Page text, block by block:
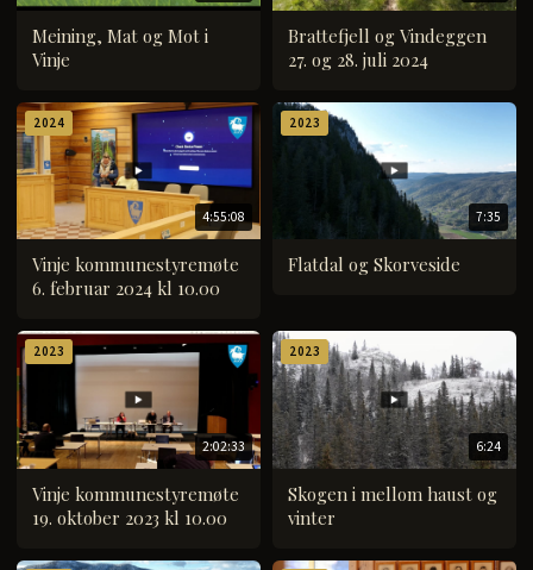
Meining, Mat og Mot i
Vinje
Brattefjell og Vindeggen
27. og 28. juli 2024
2024
4:55:08
Vinje kommunestyremøte
6. februar 2024 kl 10.00
2023
7:35
Flatdal og Skorveside
2023
2:02:33
Vinje kommunestyremøte
19. oktober 2023 kl 10.00
2023
6:24
Skogen i mellom haust og
vinter